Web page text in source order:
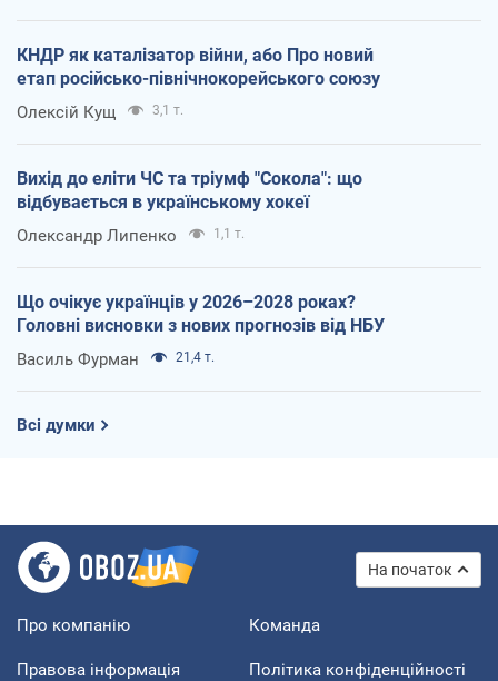
КНДР як каталізатор війни, або Про новий
етап російсько-північнокорейського союзу
Олексій Кущ 3,1 т.
Вихід до еліти ЧС та тріумф "Сокола": що
відбувається в українському хокеї
Олександр Липенко 1,1 т.
Що очікує українців у 2026–2028 роках?
Головні висновки з нових прогнозів від НБУ
Василь Фурман 21,4 т.
Всі думки
На початок
Про компанію Команда
Правова інформація Політика конфіденційності